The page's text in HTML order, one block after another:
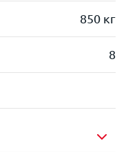
850 кг
8